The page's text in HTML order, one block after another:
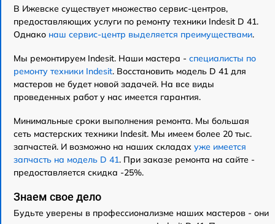
В Ижевске существует множество сервис-центров,
предоставляющих услуги по ремонту техники Indesit D 41.
Однако наш сервис-центр выделяется преимуществами.
Мы ремонтируем Indesit. Наши мастера - специалисты по
ремонту техники Indesit. Восстановить модель D 41 для
мастеров не будет новой задачей. На все виды
проведенных работ у нас имеется гарантия.
Минимальные сроки выполнения ремонта. Мы большая
сеть мастерских техники Indesit. Мы имеем более 20 тыс.
запчастей. И возможно на наших складах уже имеется
запчасть на модель D 41. При заказе ремонта на сайте -
предоставляется скидка -25%.
Знаем свое дело
Будьте уверены в профессионализме наших мастеров - они